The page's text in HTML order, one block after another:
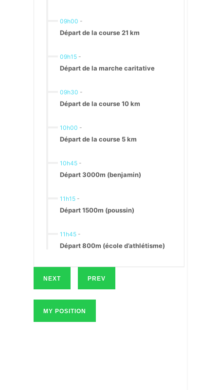
09h00 -
Départ de la course 21 km
09h15 -
Départ de la marche caritative
09h30 -
Départ de la course 10 km
10h00 -
Départ de la course 5 km
10h45 -
Départ 3000m (benjamin)
11h15 -
Départ 1500m (poussin)
11h45 -
Départ 800m (école d’athlétisme)
NEXT PREV
MY POSITION